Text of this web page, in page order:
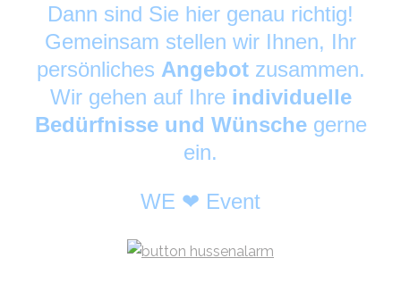
Dann sind Sie hier genau richtig!
Gemeinsam stellen wir Ihnen, Ihr
persönliches Angebot zusammen.
Wir gehen auf Ihre individuelle
Bedürfnisse und Wünschegerne
ein.
WE ❤ Event